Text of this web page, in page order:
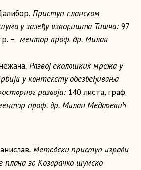
. Приступ планском
у залеђу изворишта Тишча: 97
– ментор проф. др. Милан
. Развој еколошких мрежа у
у контексту обезбеђивања
развоја: 140 листа, граф.
проф. др. Милан Медаревић
. Методски приступ изради
за Козарачко шумско